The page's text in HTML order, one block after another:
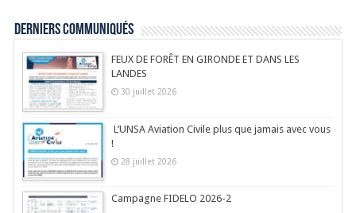
Derniers communiqués
FEUX DE FORÊT EN GIRONDE ET DANS LES
LANDES
30 juillet 2026
L’UNSA Aviation Civile plus que jamais avec vous
!
28 juillet 2026
Campagne FIDELO 2026-2